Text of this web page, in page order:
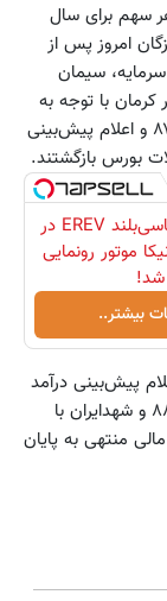
سهم برای سال
امروز پس از
سیمان
با توجه به
تعدیل پیش‌بینی درآمد هر سهم برای سال مالی ۸۷ و اعلام پیش‌بینی
لوکس‌ترین شاسی‌بلند EREV در
موتور رونمایی
شد!
بیشتر..
با توجه به اعلام پیش‌بینی درآمد
هر سهم برای سال مالی منتهی به پایان شهریور ۸۸ و شهدایران با
منتهی به پایان